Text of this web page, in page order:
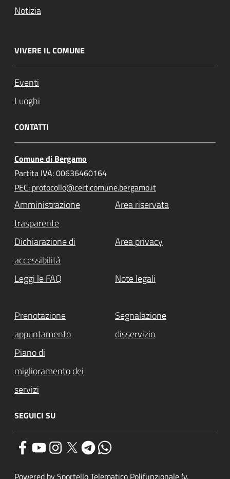
Notizia
VIVERE IL COMUNE
Eventi
Luoghi
CONTATTI
Comune di Bergamo
Partita IVA: 00636460164
PEC: protocollo@cert.comune.bergamo.it
Amministrazione
trasparente
Area riservata
Dichiarazione di
accessibilità
Area privacy
Leggi le FAQ Note legali
Prenotazione
appuntamento
Segnalazione
disservizio
Piano di
miglioramento dei
servizi
SEGUICI SU
Powered by Sportello Telematico Polifunzionale (v.